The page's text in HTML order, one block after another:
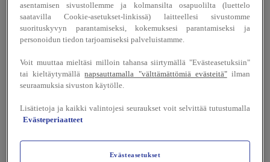
16
asentamisen sivustollemme ja kolmansilta osapuolilta (luettelo
saatavilla Cookie-asetukset-linkissä) laitteellesi sivustomme
suorituskyvyn parantamiseksi, kokemuksesi parantamiseksi ja
personoidun tiedon tarjoamiseksi palveluistamme.
Voit muuttaa mieltäsi milloin tahansa siirtymällä "Evästeasetuksiin"
tai kieltäytymällänapsauttamalla "välttämättömiä evästeitä"ilman
seuraamuksia sivuston käytölle.
Lisätietoja ja kaikki valintojesi seuraukset voit selvittää tutustumalla
Evästeperiaatteet
Evästeasetukset